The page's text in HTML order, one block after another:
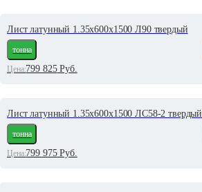
Лист латунный 1.35х600х1500 Л90 твердый
тонна
Цена:799 825Руб.
Лист латунный 1.35х600х1500 ЛС58-2 твердый
тонна
Цена:799 975Руб.